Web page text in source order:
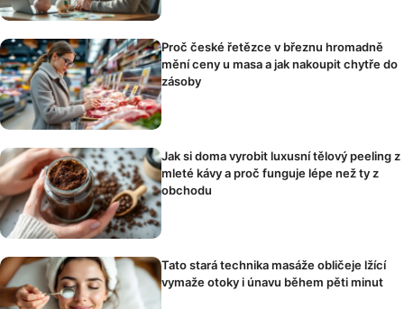
Proč české řetězce v březnu hromadně
mění ceny u masa a jak nakoupit chytře do
zásoby
Jak si doma vyrobit luxusní tělový peeling z
mleté kávy a proč funguje lépe než ty z
obchodu
Tato stará technika masáže obličeje lžící
vymaže otoky i únavu během pěti minut